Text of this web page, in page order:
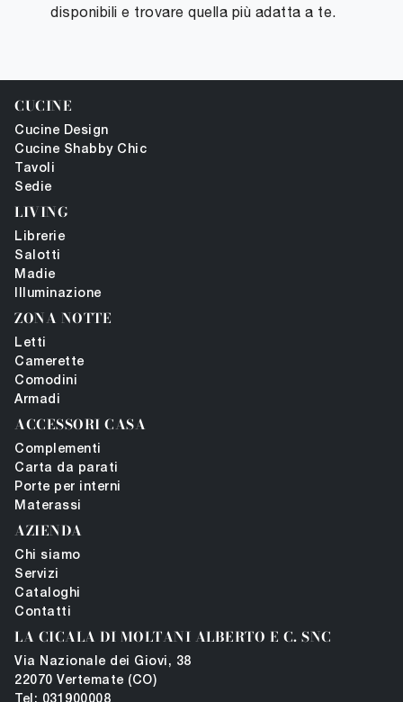
disponibili e trovare quella più adatta a te.
CUCINE
Cucine Design
Cucine Shabby Chic
Tavoli
Sedie
LIVING
Librerie
Salotti
Madie
Illuminazione
ZONA NOTTE
Letti
Camerette
Comodini
Armadi
ACCESSORI CASA
Complementi
Carta da parati
Porte per interni
Materassi
AZIENDA
Chi siamo
Servizi
Cataloghi
Contatti
LA CICALA DI MOLTANI ALBERTO E C. SNC
Via Nazionale dei Giovi, 38
22070 Vertemate (CO)